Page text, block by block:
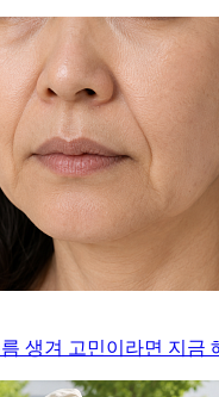
생겨 고민이라면 지금